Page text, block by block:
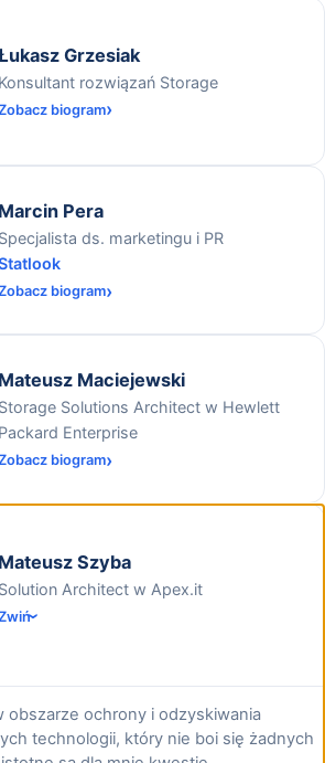
Grzesiak
Konsultant rozwiązań Storage
biogram
Marcin Pera
Specjalista ds. marketingu i PR
biogram
Mateusz Maciejewski
Storage Solutions Architect w Hewlett
Packard Enterprise
biogram
Mateusz Szyba
Solution Architect w Apex.it
obszarze ochrony i odzyskiwania
technologii, który nie boi się żadnych